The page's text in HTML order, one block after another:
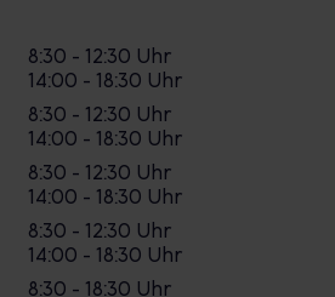
8:30 - 12:30 Uhr
14:00 - 18:30 Uhr
8:30 - 12:30 Uhr
14:00 - 18:30 Uhr
8:30 - 12:30 Uhr
14:00 - 18:30 Uhr
8:30 - 12:30 Uhr
14:00 - 18:30 Uhr
8:30 - 18:30 Uhr